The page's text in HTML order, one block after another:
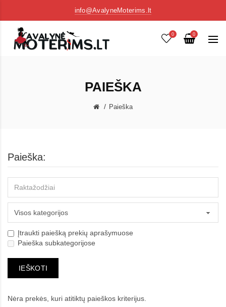
info@AvalyneMoterims.lt
0 0
PAIEŠKA
Paieška
Paieška:
Įtraukti paiešką prekių aprašymuose
Paieška subkategorijose
Nėra prekės, kuri atitiktų paieškos kriterijus.